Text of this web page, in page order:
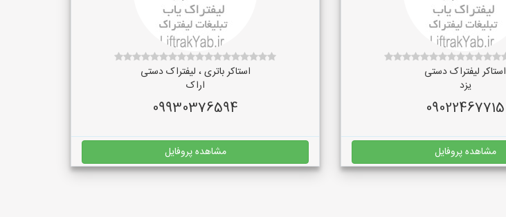
استاکر لیفتراک دستی
یزد
09022467715
مشاهده پروفایل
استاکر باتری ، لیفتراک دستی
اراک
09930376594
مشاهده پروفایل